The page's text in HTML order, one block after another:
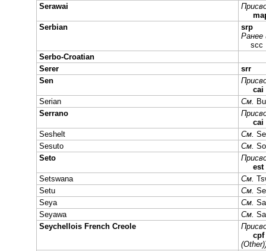
Serawai
Serbian
srp
Ранее
scc
Serbo-Croatian
Serer
srr
Sen
cai
Serian
См.
Serrano
cai
Seshelt
См.
Sesuto
См.
Seto
est
Setswana
См.
Setu
См.
Seya
См.
Seyawa
См.
Seychellois French Creole
cpf